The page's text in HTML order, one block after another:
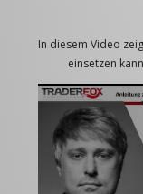
In diesem Video
einsetzen